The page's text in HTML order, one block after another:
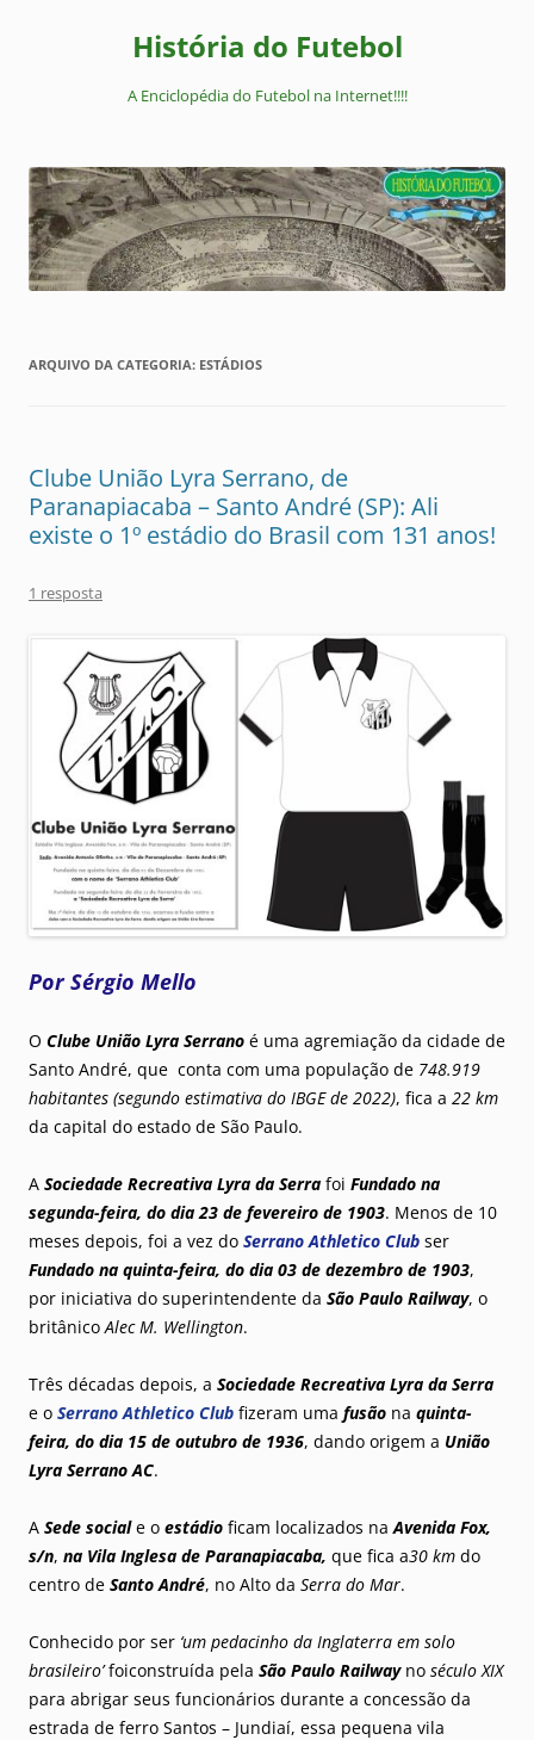
História do Futebol
A Enciclopédia do Futebol na Internet!!!!
ARQUIVO DA CATEGORIA: ESTÁDIOS
Clube União Lyra Serrano, de
Paranapiacaba – Santo André (SP): Ali
existe o 1º estádio do Brasil com 131 anos!
1 resposta
Por Sérgio Mello
O Clube União Lyra Serrano é uma agremiação da cidade de
Santo André, que conta com uma população de 748.919
habitantes (segundo estimativa do IBGE de 2022), fica a 22 km
da capital do estado de São Paulo.
A Sociedade Recreativa Lyra da Serra foi Fundado na
segunda-feira, do dia 23 de fevereiro de 1903. Menos de 10
meses depois, foi a vez do Serrano Athletico Club ser
Fundado na quinta-feira, do dia 03 de dezembro de 1903,
por iniciativa do superintendente da São Paulo Railway, o
britânicoAlec M. Wellington.
Três décadas depois, a Sociedade Recreativa Lyra da Serra
e o Serrano Athletico Club fizeram uma fusão na quinta-
feira, do dia 15 de outubro de 1936, dando origem a União
Lyra Serrano AC.
A Sede sociale o estádio ficam localizados naAvenida Fox,
s/n, na Vila Inglesa de Paranapiacaba, que fica a30 km do
centro de Santo André, no Alto da Serra do Mar.
Conhecido por ser ‘um pedacinho da Inglaterra em solo
brasileiro’foiconstruída pela São Paulo Railwayno século XIX
para abrigar seus funcionários durante a concessão da
estrada de ferro Santos – Jundiaí, essa pequena vila